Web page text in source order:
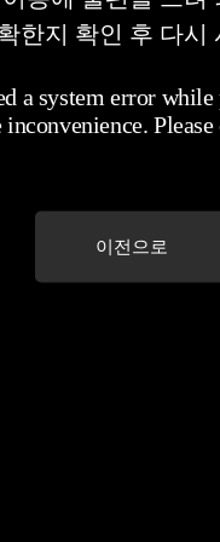
한지 확인 후 다시
a system error
이전으로